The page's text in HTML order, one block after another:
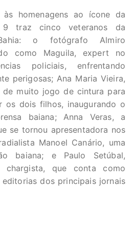
homenagens ao ícone da
9 traz cinco veteranos da
o fotógrafo Almiro
como Maguila, expert no
policiais, enfrentando
perigosas; Ana Maria Vieira,
muito jogo de cintura para
os dois filhos, inaugurando o
baiana; Anna Veras, a
se tornou apresentadora nos
Manoel Canário, uma
baiana; e Paulo Setúbal,
chargista, que conta como
dos principais jornais